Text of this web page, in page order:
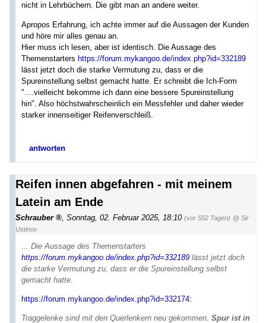
nicht in Lehrbüchern. Die gibt man an andere weiter.
Apropos Erfahrung, ich achte immer auf die Aussagen der Kunden
und höre mir alles genau an.
Hier muss ich lesen, aber ist identisch. Die Aussage des
Themenstarters https://forum.mykangoo.de/index.php?id=332189
lässt jetzt doch die starke Vermutung zu, dass er die
Spureinstellung selbst gemacht hatte. Er schreibt die Ich-Form
"....vielleicht bekomme ich dann eine bessere Spureinstellung
hin". Also höchstwahrscheinlich ein Messfehler und daher wieder
starker innenseitiger Reifenverschleiß.
antworten
Reifen innen abgefahren - mit meinem
Latein am Ende
Schrauber Sonntag, 02. Februar 2025, 18:10 (vor 552 Tagen) @ Sir
Ustinov
... Die Aussage des Themenstarters
https://forum.mykangoo.de/index.php?id=332189 lässt jetzt doch
die starke Vermutung zu, dass er die Spureinstellung selbst
gemacht hatte.
https://forum.mykangoo.de/index.php?id=332174:
Traggelenke sind mit den Querlenkern neu gekommen. Spur ist in